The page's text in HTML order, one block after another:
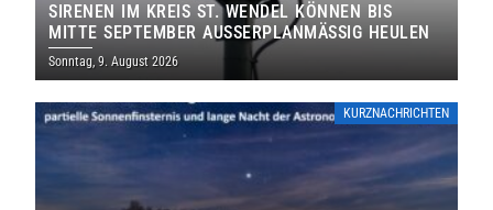
SIRENEN IM KREIS ST. WENDEL KÖNNEN BIS
MITTE SEPTEMBER AUSSERPLANMÄSSIG HEULEN
Sonntag, 9. August 2026
KURZNACHRICHTEN